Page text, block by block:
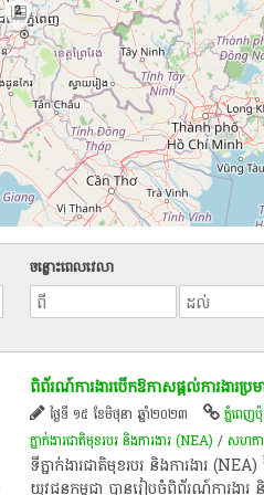
2
ចន្លោះពេលវេលា
ពិព័រណ៍​ការងារ​បើក​ឱកាស​ផ្ដល់​ការងារ​
ថ្ងៃទី ១៥ ខែមិថុនា ឆ្នាំ២០២៣
ភ្នំពេញ
ភ្នាក់ងារ​ជាតិ​មុខរបរ​ និង​ការងារ​ (NEA) /សហភ
ទីភ្នាក់ងារ​ជាតិ​មុខ​​របរ និង​ការងារ
យុវជន​កម្ពុជា បានរៀបចំ​ពិព័រណ៍​ការង